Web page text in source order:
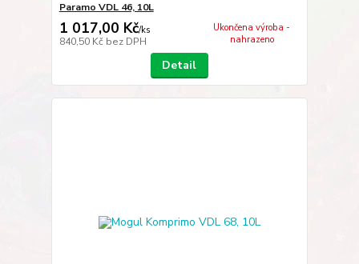
Paramo VDL 46, 10L
1 017,00 Kč/ks
840,50 Kč bez DPH
Ukončena výroba -
nahrazeno
Detail